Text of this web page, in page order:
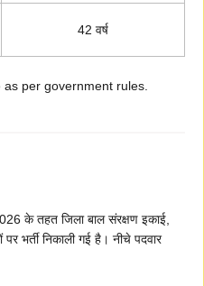
42 वर्ष
per government rules.
के तहत जिला बाल संरक्षण इकाई,
पर भर्ती निकाली गई है। नीचे पदवार